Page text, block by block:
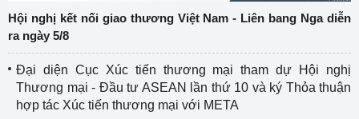
Hội nghị kết nối giao thương Việt Nam - Liên bang Nga diễn
ra ngày 5/8
Đại diện Cục Xúc tiến thương mại tham dự Hội nghị
Thương mại - Đầu tư ASEAN lần thứ 10 và ký Thỏa thuận
hợp tác Xúc tiến thương mại với META